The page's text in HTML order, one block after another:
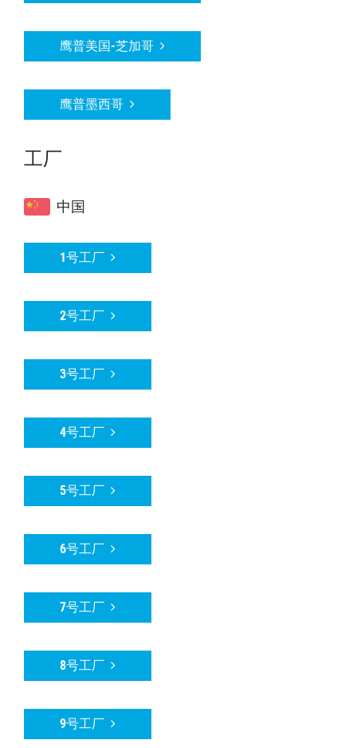
鹰普美国-芝加哥
鹰普墨西哥
工厂
中国
1号工厂
2号工厂
3号工厂
4号工厂
5号工厂
6号工厂
7号工厂
8号工厂
9号工厂